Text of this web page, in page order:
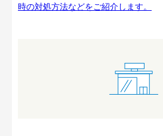
時の対処方法などをご紹介します。